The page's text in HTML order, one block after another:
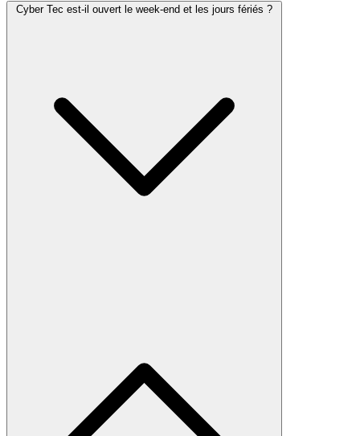
Cyber Tec est-il ouvert le week-end et les jours fériés ?